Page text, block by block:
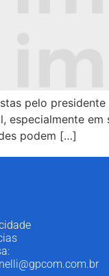
pelo
especialmente em
podem […]